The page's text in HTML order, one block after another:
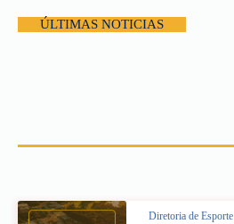
ÚLTIMAS NOTICIAS
Diretoria de Esporte